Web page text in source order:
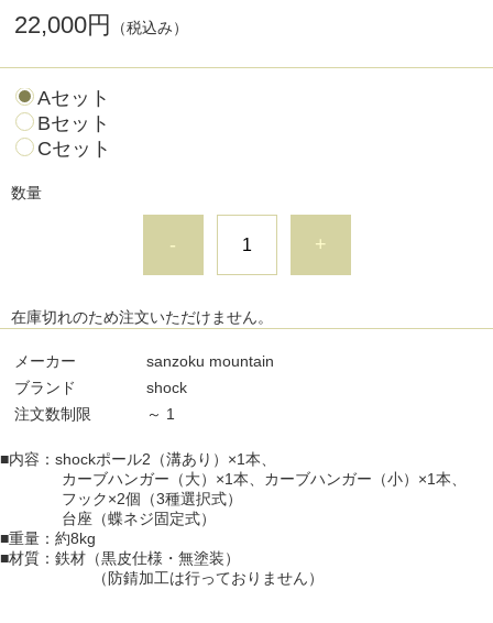
22,000円 （税込み）
Aセット
Bセット
Cセット
数量
- +
在庫切れのため注文いただけません。
メーカー
sanzoku mountain
ブランド
shock
注文数制限
～ 1
■内容：shockポール2（溝あり）×1本、
カーブハンガー（大）×1本、カーブハンガー（小）×1本、
フック×2個（3種選択式）
台座（蝶ネジ固定式）
■重量：約8kg
■材質：鉄材（黒皮仕様・無塗装）
（防錆加工は行っておりません）